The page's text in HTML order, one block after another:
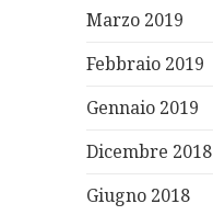
Marzo 2019
Febbraio 2019
Gennaio 2019
Dicembre 2018
Giugno 2018